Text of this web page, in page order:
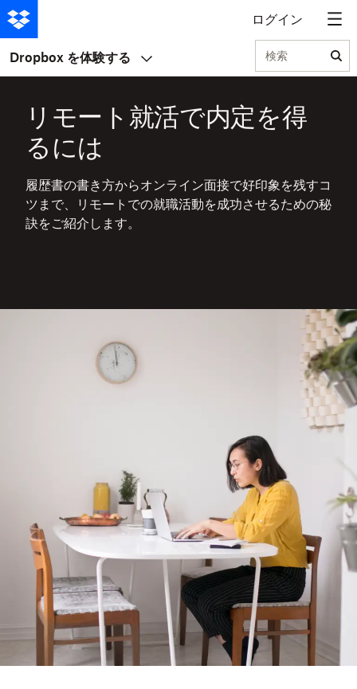
ログイン
Dropbox を体験する 検索
リモート就活で内定を得
るには
履歴書の書き方からオンライン面接で好印象を残すコ
ツまで、リモートでの就職活動を成功させるための秘
訣をご紹介します。